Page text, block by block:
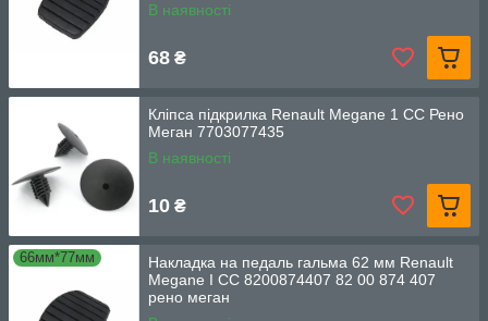
В наявності
68 ₴
Кліпса підкрилка Renault Megane 1 СС Рено
Меган 7703077435
В наявності
10 ₴
66мм*77мм
Накладка на педаль гальма 62 мм Renault
Megane I CC 8200874407 82 00 874 407
рено меган